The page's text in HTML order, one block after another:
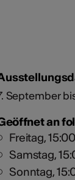
September
an
Freitag,
Samstag,
Sonntag,